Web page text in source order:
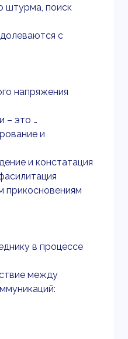
штурма, поиск
с
напряжения
– это …
и
и констатация
прикосновениям
в процессе
между